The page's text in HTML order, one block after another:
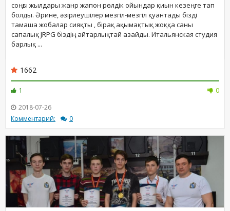
соңғы жылдары жанр жапон рөлдік ойындар қиын кезеңге тап
болды. Әрине, әзірлеушілер мезгіл-мезгіл қуантады бізді
тамаша жобалар сияқты , бірақ ақымақтық жоққа саны
сапалық JRPG біздің айтарлықтай азайды. Итальянская студия
барлық ...
1662
1
0
2018-07-26
Комментарий:
0